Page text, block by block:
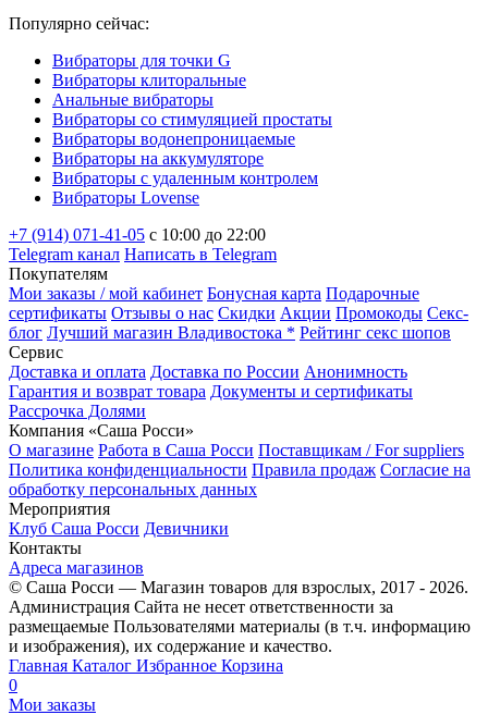
Популярно сейчас:
Вибраторы для точки G
Вибраторы клиторальные
Анальные вибраторы
Вибраторы со стимуляцией простаты
Вибраторы водонепроницаемые
Вибраторы на аккумуляторе
Вибраторы с удаленным контролем
Вибраторы Lovense
+7 (914) 071-41-05 c 10:00 до 22:00
Telegram канал Написать в Telegram
Покупателям
Мои заказы / мой кабинет Бонусная карта Подарочные
сертификаты Отзывы о нас Скидки Акции Промокоды Секс-
блог Лучший магазин Владивостока * Рейтинг секс шопов
Сервис
Доставка и оплата Доставка по России Анонимность
Гарантия и возврат товара Документы и сертификаты
Рассрочка Долями
Компания «Саша Росси»
О магазине Работа в Саша Росси Поставщикам / For suppliers
Политика конфиденциальности Правила продаж Согласие на
обработку персональных данных
Мероприятия
Клуб Саша Росси Девичники
Контакты
Адреса магазинов
© Саша Росси — Магазин товаров для взрослых, 2017 - 2026.
Администрация Сайта не несет ответственности за
размещаемые Пользователями материалы (в т.ч. информацию
и изображения), их содержание и качество.
Главная Каталог Избранное Корзина
0
Мои заказы